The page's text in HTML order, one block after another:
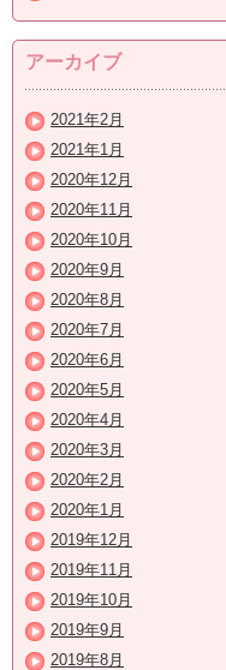
アーカイブ
2021年2月
2021年1月
2020年12月
2020年11月
2020年10月
2020年9月
2020年8月
2020年7月
2020年6月
2020年5月
2020年4月
2020年3月
2020年2月
2020年1月
2019年12月
2019年11月
2019年10月
2019年9月
2019年8月